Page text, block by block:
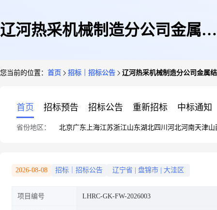
辽河热采机械制造分公司金属结
您当前的位置： 首页 招标｜招标公告 辽河热采机械制造分公司金属
首页 招标预告 招标公告 重新招标 中标通知
省份地区： 北京广东 上海江苏浙江山东湖北四川 河北河南天津山
2026-08-08 招标｜招标公告 辽宁省 盘锦市 大洼区
项目编号 LHRC-GK-FW-2026003